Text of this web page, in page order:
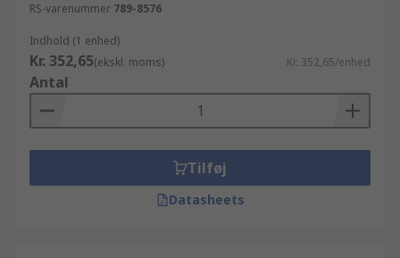
RS-varenummer 789-8576
Indhold (1 enhed)
Kr. 352,65(ekskl. moms) Kr. 352,65/enhed
Antal
Tilføj
Datasheets